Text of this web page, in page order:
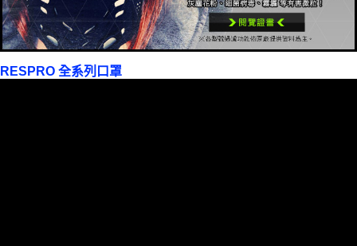
RESPRO 全系列口罩